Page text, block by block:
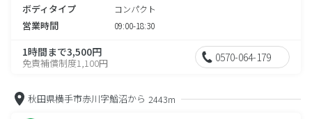
ボディタイプ コンパクト
営業時間 09:00-18:30
1時間まで3,500円
免責補償制度1,100円 0570-064-179
秋田県横手市赤川字鰌沼から 2443m